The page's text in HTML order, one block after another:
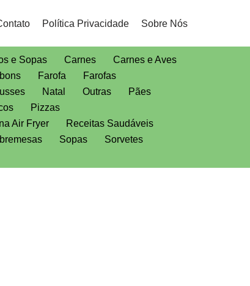
Política Privacidade Sobre Nós
e Sopas Carnes
Carnes e Aves
Farofa
Farofas
Natal Outras
Pães
Pizzas
Air Fryer
Receitas Saudáveis
Sopas
Sorvetes